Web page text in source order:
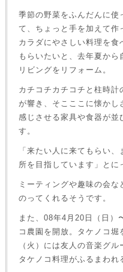
季節の野菜をふんだんに使
て、ちょっと手を加えて作
カラダにやさしい料理を食
もらいたいと、去年夏から
リビングをリフォーム。
カチコチカチコチと柱時計
が響き、そこここに懐かし
感じさせる家具や食器が並
す。
「来たい人に来てもらい
所を目指しています」とに
ミーティングや趣味の会
のってくれるそうです。
また、08年4月20日（日）
コ農園を開放。タケノコ堀
（火）には友人の音楽グ
タケノコ料理がふるまわれ